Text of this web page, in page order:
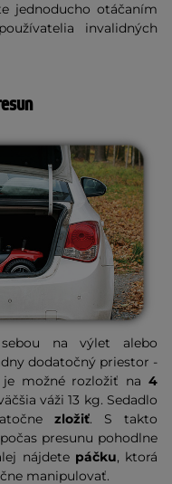
jednoducho otáčaním
invalidných
na výlet alebo
dodatočný priestor -
možné rozložiť na 4
váži 13 kg. Sedadlo
zložiť. S takto
presunu pohodlne
nájdete páčku, ktorá
manipulovať.